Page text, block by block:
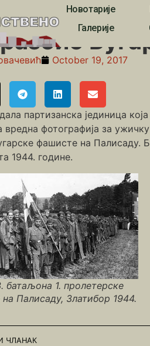
Новотарије
Галерије
Ко је разбио Бугаре
October 19, 2017
партизанска јединица
вредна фотографија за
фашисте на Палисаду.
1944. године.
батаљона 1. пролетерске
на Палисаду, Златибор 1944.
ЧЛАНАК